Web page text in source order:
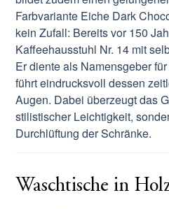
Farbvariante Eiche Dark
kein Zufall: Bereits vor 150
Kaffeehausstuhl Nr. 14 mit
Er diente als Namensgeber
führt eindrucksvoll dessen
Augen. Dabei überzeugt das
stilistischer Leichtigkeit,
Durchlüftung der Schränke.
Waschtische in